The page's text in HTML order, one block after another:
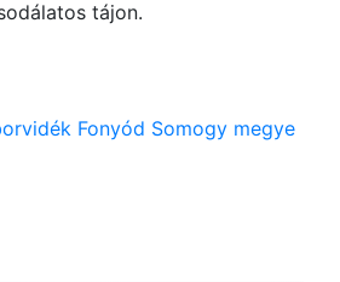
tájon.
Fonyód Somogy megye